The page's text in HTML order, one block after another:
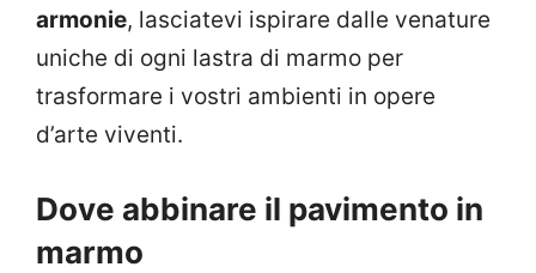
armonie, lasciatevi ispirare dalle venature
uniche di ogni lastra di marmo per
trasformare i vostri ambienti in opere
d’arte viventi.
Dove abbinare il pavimento in
marmo